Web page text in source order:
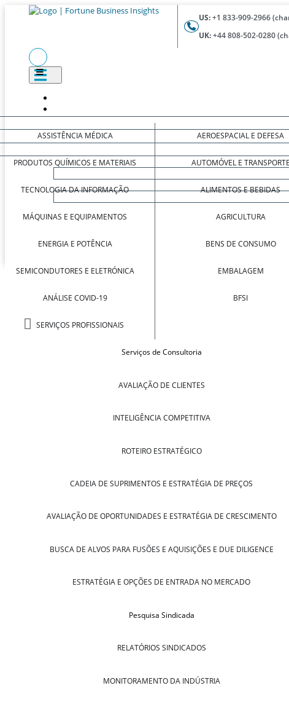
US:+1 833-909-2966
UK:+44 808-502-0280
ASSISTÊNCIA MÉDICA
PRODUTOS QUÍMICOS E MATERIAIS
TECNOLOGIA DA INFORMAÇÃO
MÁQUINAS E EQUIPAMENTOS
ENERGIA E POTÊNCIA
SEMICONDUTORES E ELETRÓNICA
ANÁLISE COVID-19
SERVIÇOS PROFISSIONAIS
AEROESPACIAL E DEFESA
AUTOMÓVEL E TRANSPORTE
ALIMENTOS E BEBIDAS
AGRICULTURA
BENS DE CONSUMO
EMBALAGEM
BFSI
Serviços de Consultoria
AVALIAÇÃO DE CLIENTES
INTELIGÊNCIA COMPETITIVA
ROTEIRO ESTRATÉGICO
CADEIA DE SUPRIMENTOS E ESTRATÉGIA DE PREÇOS
AVALIAÇÃO DE OPORTUNIDADES E ESTRATÉGIA DE CRESCIMENTO
BUSCA DE ALVOS PARA FUSÕES E AQUISIÇÕES E DUE DILIGENCE
ESTRATÉGIA E OPÇÕES DE ENTRADA NO MERCADO
Pesquisa Sindicada
RELATÓRIOS SINDICADOS
MONITORAMENTO DA INDÚSTRIA